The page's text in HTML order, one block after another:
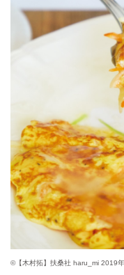
©【木村拓】扶桑社 haru_mi 2019